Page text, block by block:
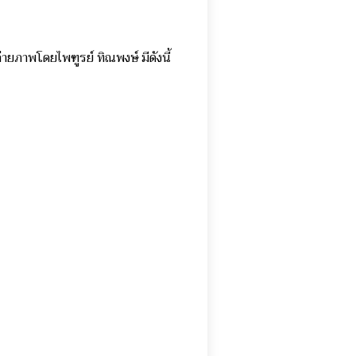
ยภาพโดยไพฑูรย์ ทิณพงษ์ มีดังนี้